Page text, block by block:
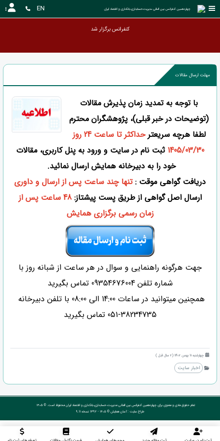
چهاردهمین کنفرانس بین المللی مدیریت،حسابداری،بانکداری و اقتصاد ایران EN
کنفرانس برگز
مهلت ارسال مقالات
با توجه به تمدید زمان پذیرش مقالات
(توضیحات در خبر قبلی)، پژوهشگران محترم
لطفا هرچه سریعتر
حداکثر تا ساعت 24 روز
1405/03/30 ثبت نام در سایت و ورود به پنل کاربری، مقالات
خود را به دبیرخانه همایش ارسال نمائید.
دریافت گواهی موقت :تنها چند ساعت پس از ارسال و داوری
ارسال اصل گواهی از طریق پست پیشتاز:
48 ساعت پس از
زمان رسمی برگزاری همایش
جهت هرگونه راهنمایی و سوال در هر ساعت از شبانه روز با
شماره تلفن 09354676004 تماس بگیرید
همچنین میتوانید در ساعات 14:00 الی 08:00 با تلفن دبیرخانه
38234735-051 تماس بگیرید
چهارشنبه 11 بهمن 1402 (2 سال قبل )
اخبار سایت
تمام حقوق مادی و معنوی برای چهاردهمین کنفرانس بین المللی مدیریت،حسابداری،بانکداری و اقتصاد ایران محفوظ است. © ۱۴۰۵
طراح سایت :آسان همایش © ۱۴۰۵ - 1392 نسخه 9.11